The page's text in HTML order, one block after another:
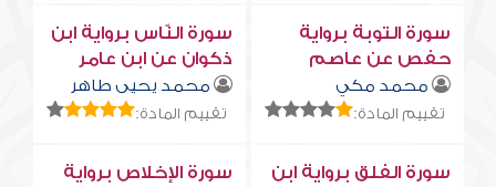
سورة التوبة برواية
حفص عن عاصم
محمد مكي
تقييم المادة:
سورة النّاس برواية ابن
ذكوان عن ابن عامر
محمد يحيى طاهر
تقييم المادة:
سورة الفلق برواية ابن
سورة الإخلاص برواية